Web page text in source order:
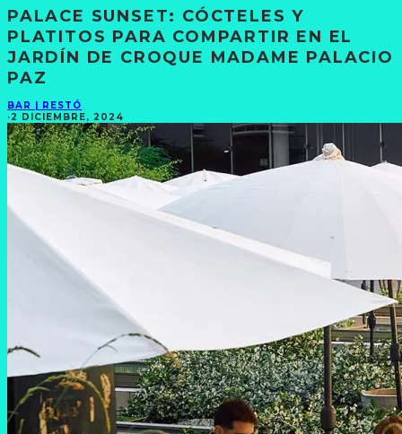
PALACE SUNSET: CÓCTELES Y
PLATITOS PARA COMPARTIR EN EL
JARDÍN DE CROQUE MADAME PALACIO
PAZ
BAR | RESTÓ
·2 DICIEMBRE, 2024